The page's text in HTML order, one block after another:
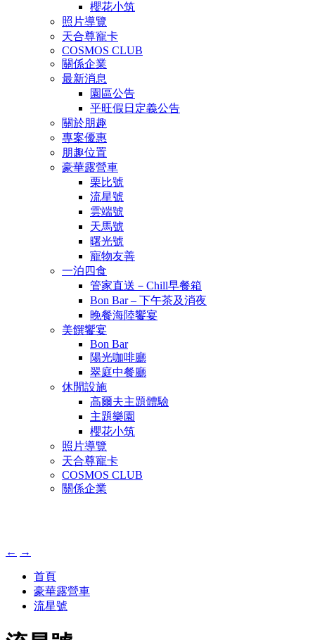
櫻花小筑
照片導覽
天合尊寵卡
COSMOS CLUB
關係企業
最新消息
園區公告
平旺假日定義公告
關於朋趣
專案優惠
朋趣位置
豪華露營車
栗比號
流星號
雲端號
天馬號
曙光號
寵物友善
一泊四食
管家直送－Chill早餐箱
Bon Bar – 下午茶及消夜
晚餐海陸饗宴
美饌饗宴
Bon Bar
陽光咖啡廳
翠庭中餐廳
休閒設施
高爾夫主題體驗
主題樂園
櫻花小筑
照片導覽
天合尊寵卡
COSMOS CLUB
關係企業
← →
首頁
豪華露營車
流星號